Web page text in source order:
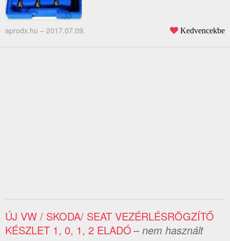
aprodx.hu – 2017.07.09. Kedvencekbe
ÚJ VW / SKODA/ SEAT VEZÉRLÉSRÖGZÍTŐ
KÉSZLET 1, 0, 1, 2 ELADÓ– nem használt